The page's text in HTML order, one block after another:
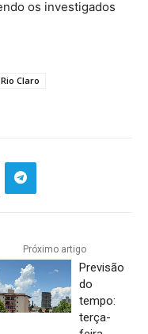
os investigados
Rio Claro
Próximo artigo
Previsão
do
tempo:
terça-